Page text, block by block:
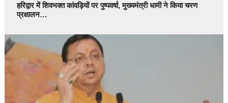
हरिद्वार में शिवभक्त कांवड़ियों पर पुष्पवर्षा, मुख्यमंत्री धामी ने किया चरण
प्रक्षालन…